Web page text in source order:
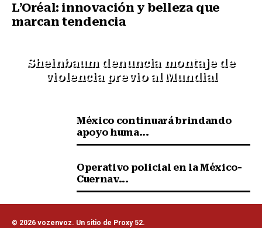
L’Oréal: innovación y belleza que
marcan tendencia
Sheinbaum denuncia montaje de
violencia previo al Mundial
México continuará brindando
apoyo huma...
Operativo policial en la México-
Cuernav...
© 2026 vozenvoz. Un sitio de Proxy 52.